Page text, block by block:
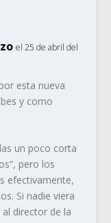
el 25 de abril del
esta nueva
y como
un poco corta
pero los
efectivamente,
Si nadie viera
director de la